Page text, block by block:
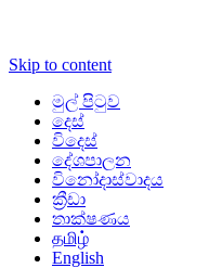
Skip to content
මුල් පිටුව
දෙස්
විදෙස්
දේශපාලන
විනෝදාස්වාදය
ක්‍රීඩා
තාක්ෂණය
தமிழ்
English